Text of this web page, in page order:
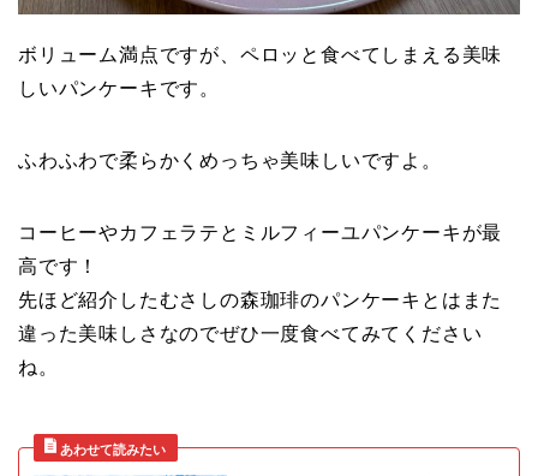
ボリューム満点ですが、ペロッと食べてしまえる美味
しいパンケーキです。
ふわふわで柔らかくめっちゃ美味しいですよ。
コーヒーやカフェラテとミルフィーユパンケーキが最
高です！
先ほど紹介したむさしの森珈琲のパンケーキとはまた
違った美味しさなのでぜひ一度食べてみてください
ね。